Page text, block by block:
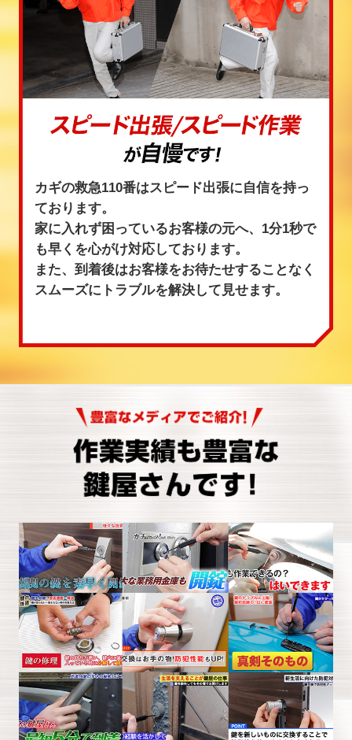
カギの救急110番はスピード出張に自信を持っ
ております。
家に入れず困っているお客様の元へ、1分1秒で
も早くを心がけ対応しております。
また、到着後はお客様をお待たせすることなく
スムーズにトラブルを解決して見せます。